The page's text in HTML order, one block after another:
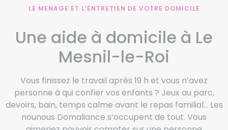
LE MENAGE ET L’ENTRETIEN DE VOTRE DOMICILE
Une aide à domicile à Le
Mesnil-le-Roi
Vous finissez le travail après 19 h et vous n’avez
personne à qui confier vos enfants ? Jeux au parc,
devoirs, bain, temps calme avant le repas familial… Les
nounous Domaliance s’occupent de tout. Vous